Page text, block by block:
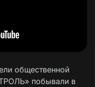
общественной
побывали в